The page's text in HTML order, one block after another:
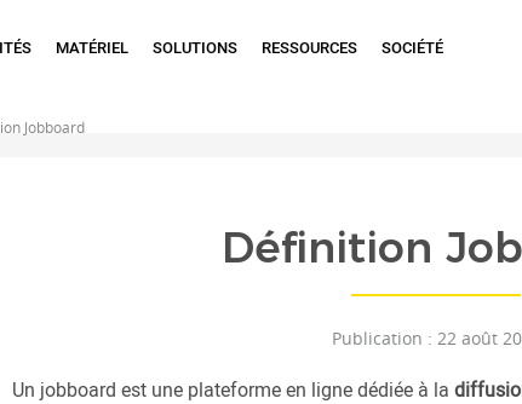
MATÉRIEL SOLUTIONS RESSOURCES SOCIÉTÉ
Jobboard
Définition
Publication : 22 août
Un jobboard est une plateforme en ligne dédiée à la